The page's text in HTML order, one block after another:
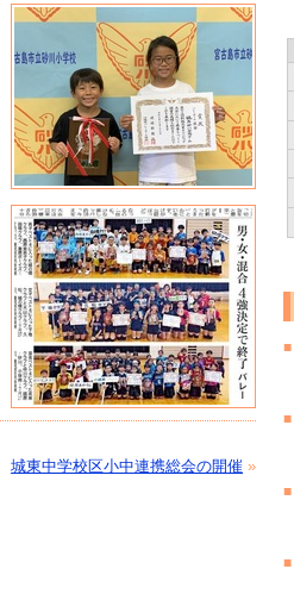
城東中学校区小中連携総会の開催 »
■
■
■
■